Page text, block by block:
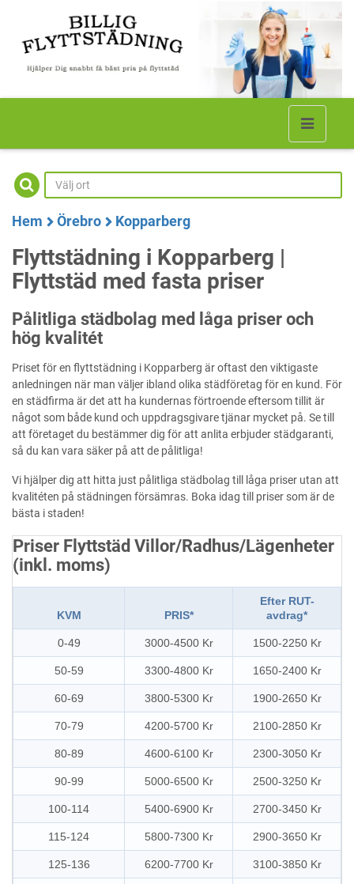
Hem Örebro Kopparberg
Flyttstädning i Kopparberg |
Flyttstäd med fasta priser
Pålitliga städbolag med låga priser och
hög kvalitét
Priset för en flyttstädning i Kopparberg är oftast den viktigaste
anledningen när man väljer ibland olika städföretag för en kund. För
en städfirma är det att ha kundernas förtroende eftersom tillit är
något som både kund och uppdragsgivare tjänar mycket på. Se till
att företaget du bestämmer dig för att anlita erbjuder städgaranti,
så du kan vara säker på att de pålitliga!
Vi hjälper dig att hitta just pålitliga städbolag till låga priser utan att
kvalitéten på städningen försämras. Boka idag till priser som är de
bästa i staden!
Priser Flyttstäd Villor/Radhus/Lägenheter
(inkl. moms)
KVM PRIS*
Efter RUT-
avdrag*
0-49 3000-4500 Kr 1500-2250 Kr
50-59 3300-4800 Kr 1650-2400 Kr
60-69 3800-5300 Kr 1900-2650 Kr
70-79 4200-5700 Kr 2100-2850 Kr
80-89 4600-6100 Kr 2300-3050 Kr
90-99 5000-6500 Kr 2500-3250 Kr
100-114 5400-6900 Kr 2700-3450 Kr
115-124 5800-7300 Kr 2900-3650 Kr
125-136 6200-7700 Kr 3100-3850 Kr